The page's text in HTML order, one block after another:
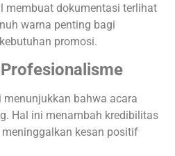
membuat dokumentasi terlihat
warna penting bagi
promosi.
bahwa acara
Hal ini menambah kredibilitas
kesan positif